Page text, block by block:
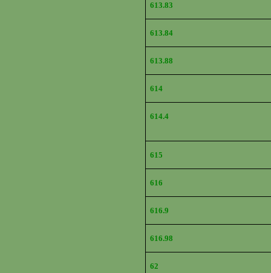
613.83
613.84
613.88
614
614.4
615
616
616.9
616.98
62